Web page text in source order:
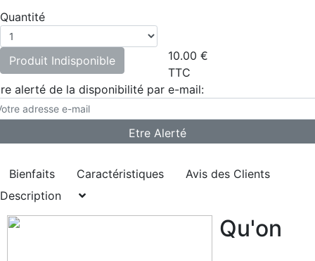
Quantité
Produit Indisponible 10.00 €
TTC
alerté de la disponibilité par e-mail:
Bienfaits Caractéristiques
Avis des Clients
Description
Qu'on